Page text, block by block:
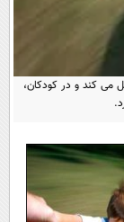
می کند و در کودکان،